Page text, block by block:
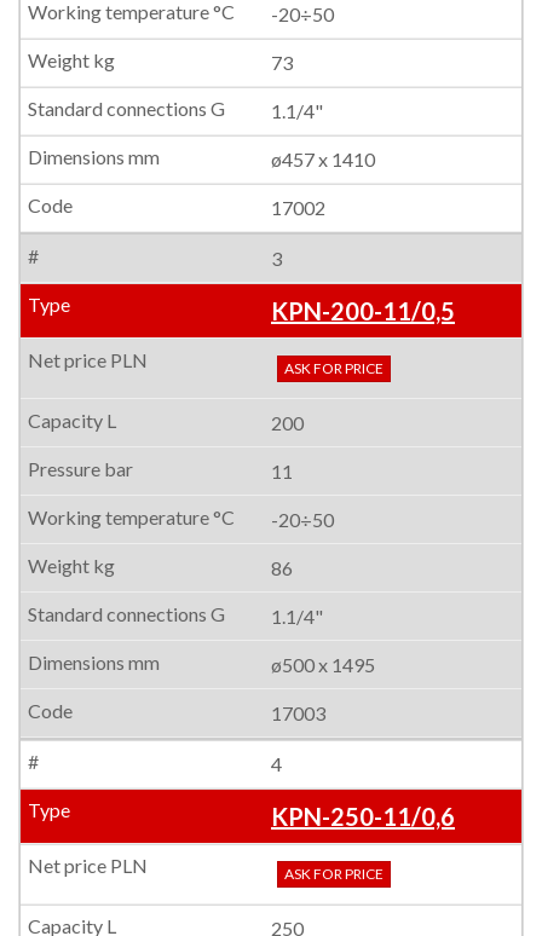
-20÷50
73
1.1/4"
ø457 x 1410
17002
3
KPN-200-11/0,5
ASK FOR PRICE
200
11
-20÷50
86
1.1/4"
ø500 x 1495
17003
4
KPN-250-11/0,6
ASK FOR PRICE
250